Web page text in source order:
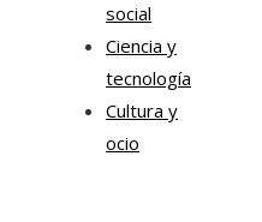
social
Ciencia y
tecnología
Cultura y
ocio